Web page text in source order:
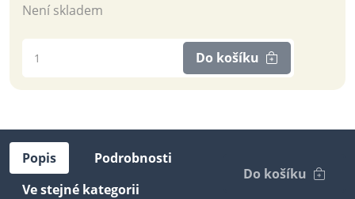
Není skladem
Do košíku
Popis
Podrobnosti
Ve stejné kategorii
Do košíku